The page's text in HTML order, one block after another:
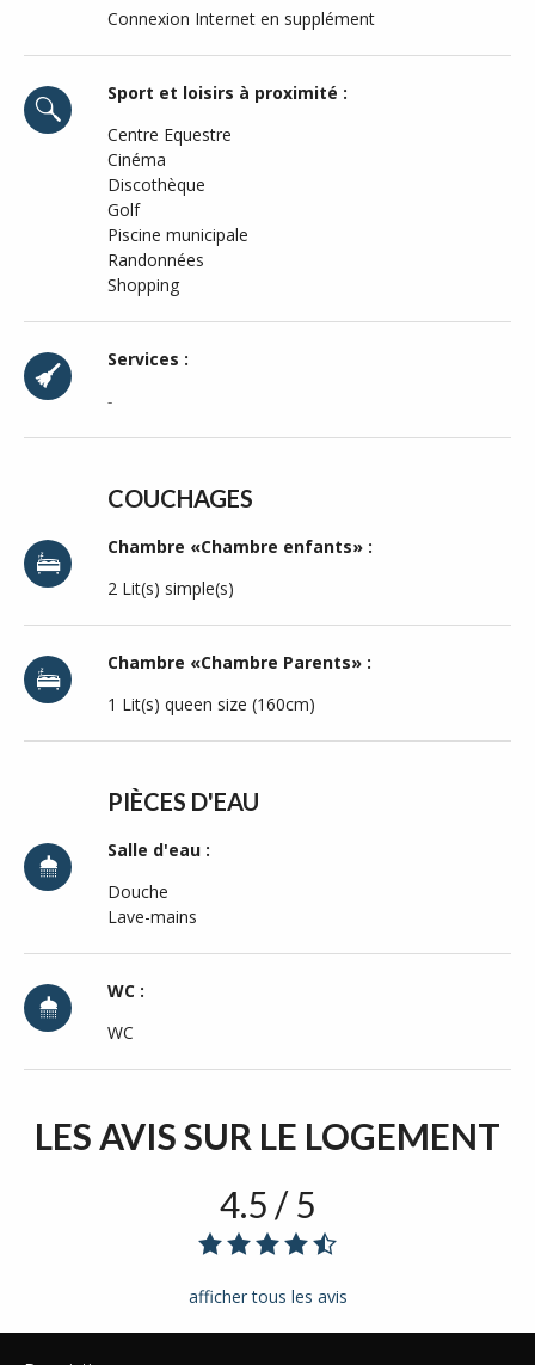
Connexion Internet en supplément
Sport et loisirs à proximité :
Centre Equestre
Cinéma
Discothèque
Golf
Piscine municipale
Randonnées
Shopping
Services :
-
COUCHAGES
Chambre «Chambre enfants» :
2 Lit(s) simple(s)
Chambre «Chambre Parents» :
1 Lit(s) queen size (160cm)
PIÈCES D'EAU
Salle d'eau :
Douche
Lave-mains
WC :
WC
LES AVISSUR LE LOGEMENT
4.5 / 5
afficher tous les avis